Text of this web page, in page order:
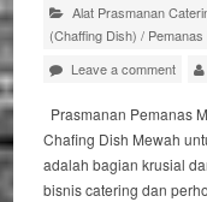
Alat Prasmanan
(Chaffing Dish) /
Leave a comment
Prasmanan Pemanas
Chafing Dish Mewah
adalah bagian krusial
bisnis catering dan